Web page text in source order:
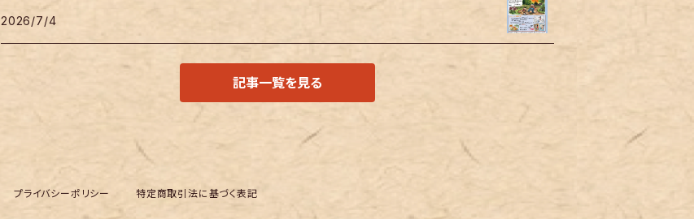
2026/7/4
記事一覧を見る
プライバシーポリシー 特定商取引法に基づく表記